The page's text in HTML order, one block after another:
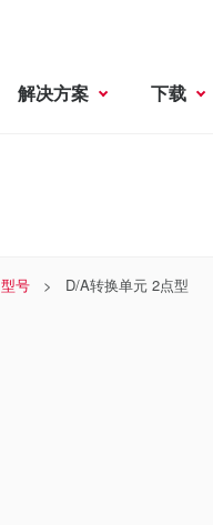
解决方案 下载
型号 D/A转换单元 2点型